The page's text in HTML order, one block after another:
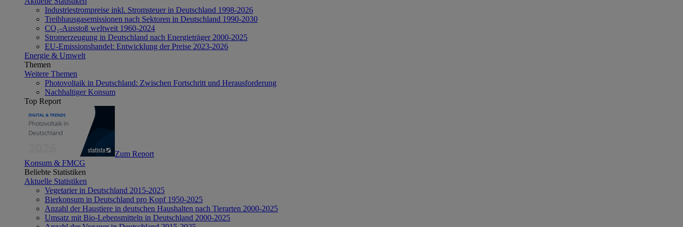
Industriestrompreise inkl. Stromsteuer in Deutschland 1998-2026
Treibhausgasemissionen nach Sektoren in Deutschland 1990-2030
CO₂-Ausstoß weltweit 1960-2024
Stromerzeugung in Deutschland nach Energieträger 2000-2025
EU-Emissionshandel: Entwicklung der Preise 2023-2026
Energie & Umwelt
Themen
Weitere Themen
Photovoltaik in Deutschland: Zwischen Fortschritt und Herausforderung
Nachhaltiger Konsum
Top Report
Zum Report
Konsum & FMCG
Beliebte Statistiken
Aktuelle Statistiken
Vegetarier in Deutschland 2015-2025
Bierkonsum in Deutschland pro Kopf 1950-2025
Anzahl der Haustiere in deutschen Haushalten nach Tierarten 2000-2025
Umsatz mit Bio-Lebensmitteln in Deutschland 2000-2025